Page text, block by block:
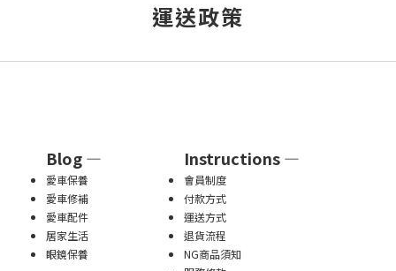
運送政策
Blog — Instructions —
愛車保養
會員制度
愛車修補
付款方式
愛車配件
運送方式
居家生活
退貨流程
眼鏡保養
NG商品須知